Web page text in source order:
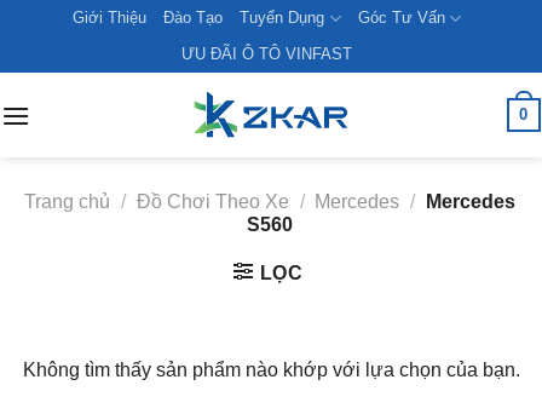
content
Giới Thiệu Đào Tạo Tuyển Dụng
Góc Tư Vấn
ƯU ĐÃI Ô TÔ VINFAST
0
Trang chủ / Đồ Chơi Theo Xe / Mercedes /
Mercedes
S560
LỌC
Không tìm thấy sản phẩm nào khớp với lựa chọn của bạn.